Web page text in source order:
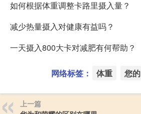
如何根据体重调整卡路里摄入量？
减少热量摄入对健康有益吗？
一天摄入800大卡对减肥有何帮助？
网络标签： 体重 您的
上一篇